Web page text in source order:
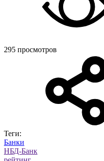
295 просмотров
Теги:
Банки
НБД-Банк